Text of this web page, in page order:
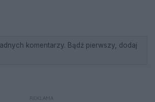
komentarzy. Bądź pierwszy, dodaj
REKLAMA